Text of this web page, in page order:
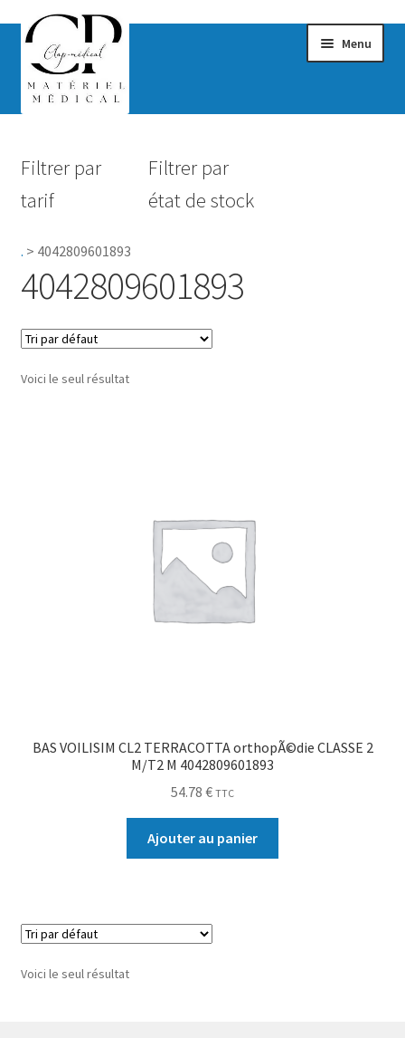
Menu
Hygiène
Accessoires Salle de bain
Filtrer par
tarif
Filtrer par
état de stock
. > 4042809601893
4042809601893
Voici le seul résultat
BAS VOILISIM CL2 TERRACOTTA orthopÃ©die CLASSE 2
M/T2 M 4042809601893
54.78 € TTC
Ajouter au panier
Voici le seul résultat